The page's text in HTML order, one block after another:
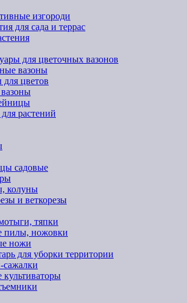
изгороди
для сада и террас
для цветочных вазонов
вазоны
цветов
растений
садовые
колуны
и веткорезы
тяпки
пилы, ножовки
ножи
для уборки территории
сажалки